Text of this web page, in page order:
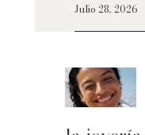
Julio 28, 2026